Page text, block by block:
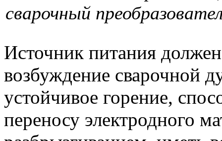
сварочный
Источник питания
возбуждение сварочной
устойчивое горение,
переносу электродного